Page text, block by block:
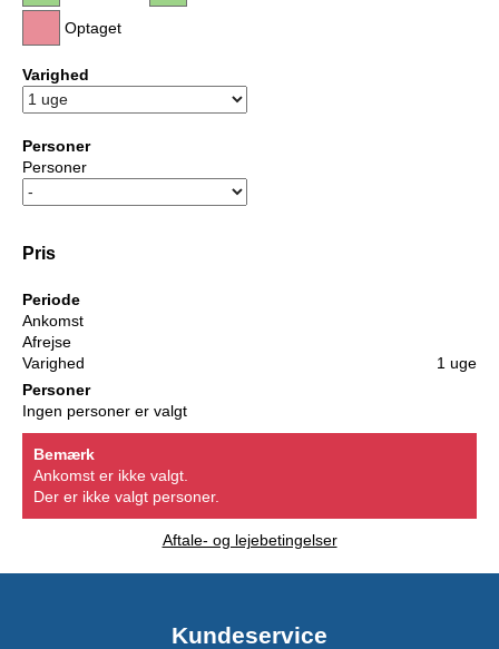
Optaget
Varighed
Personer
Personer
Pris
Periode
Ankomst
Afrejse
Varighed
1 uge
Personer
Ingen personer er valgt
Bemærk
Ankomst er ikke valgt.
Der er ikke valgt personer.
Aftale- og lejebetingelser
Kundeservice